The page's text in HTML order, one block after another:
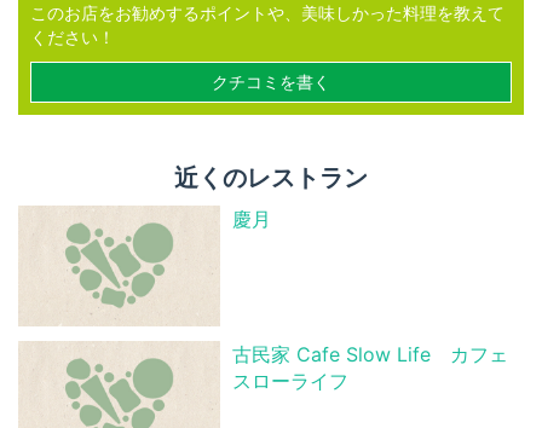
このお店をお勧めするポイントや、美味しかった料理を教えて
ください！
クチコミを書く
近くのレストラン
慶月
古民家 Cafe Slow Life カフェ
スローライフ